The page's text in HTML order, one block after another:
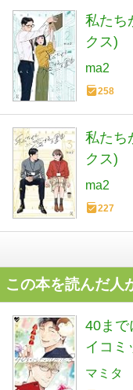
私たち
クス)
ma2
258
私たち
クス)
ma2
227
この本を読んだ人
40まで
イコミ
マミタ